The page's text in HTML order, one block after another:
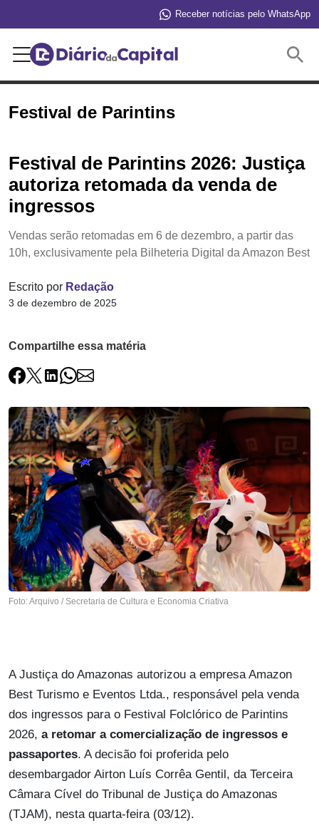
Receber notícias pelo WhatsApp
Festival de Parintins
Festival de Parintins 2026: Justiça
autoriza retomada da venda de
ingressos
Vendas serão retomadas em 6 de dezembro, a partir das
10h, exclusivamente pela Bilheteria Digital da Amazon Best
Escrito por Redação
3 de dezembro de 2025
Compartilhe essa matéria
Foto: Arquivo / Secretaria de Cultura e Economia Criativa
A Justiça do Amazonas autorizou a empresa Amazon
Best Turismo e Eventos Ltda., responsável pela venda
dos ingressos para o Festival Folclórico de Parintins
2026, a retomar a comercialização de ingressos e
passaportes. A decisão foi proferida pelo
desembargador Airton Luís Corrêa Gentil, da Terceira
Câmara Cível do Tribunal de Justiça do Amazonas
(TJAM), nesta quarta-feira (03/12).